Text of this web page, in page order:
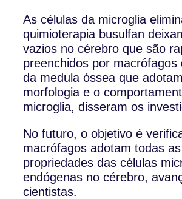
As células da microglia
quimioterapia busulfan
vazios no cérebro que são
preenchidos por macrófagos
da medula óssea que
morfologia e o
microglia, disseram os
No futuro, o objetivo é
macrófagos adotam todas as
propriedades das células
endógenas no cérebro,
cientistas.